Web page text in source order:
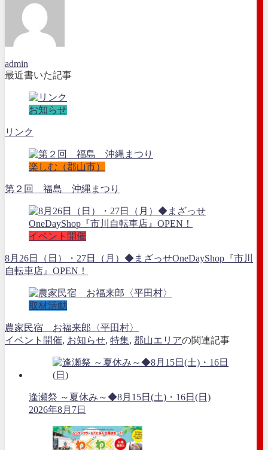
admin
最近書いた記事
お知らせ
リンク
楽しむ（郡山市）
第２回 福島 沖縄まつり
イベント開催
8月26日（日）・27日（月）◆まざっせOneDayShop『市川
自転車店』OPEN！
取材活動
農家民宿 お福来郎〈平田村〉
イベント開催, お知らせ, 特集, 郡山エリアの関連記事
逢瀬祭 ～夏休み～◆8月15日(土)・16日(日)
2026年8月7日